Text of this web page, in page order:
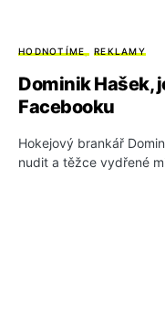
HODNOTÍME REKLAMY
Dominik Hašek,
Facebooku
Hokejový brankář
nudit a těžce vydřené